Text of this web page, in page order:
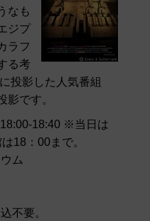
なも
ジプ
ラフ
る考
投影した人気番組
影です。
18:40 ※当日は
18：00まで。
ム
不要。